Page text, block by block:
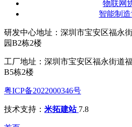
物联网
智能制
研发中心地址：深圳市宝安区福永
园B2栋2楼
工厂地址：深圳市宝安区福永街道
B5栋2楼
粤ICP备2022000346号
技术支持： 米拓建站 7.8